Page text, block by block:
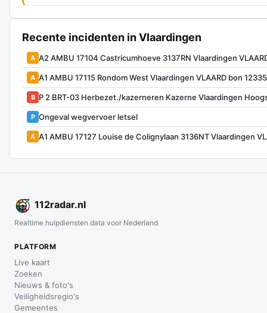
Recente incidenten in Vlaardingen
A A2 AMBU 17104 Castricumhoeve 3137RN Vlaardingen
A A1 AMBU 17115 Rondom West Vlaardingen VLAARD bon
B P 2 BRT-03 Herbezet./kazerneren Kazerne Vlaardingen
P Ongeval wegvervoer letsel
A A1 AMBU 17127 Louise de Colignylaan 3136NT Vlaardingen
112radar.nl
Realtime hulpdiensten data voor Nederland
PLATFORM
Live kaart
Zoeken
Nieuws & foto's
Veiligheidsregio's
Gemeentes